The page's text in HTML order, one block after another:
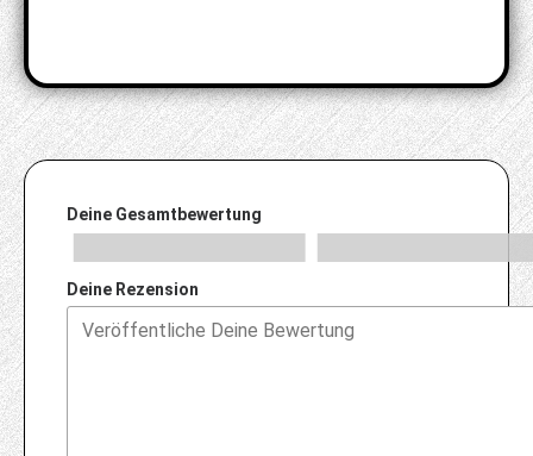
Deine Gesamtbewertung
Deine Rezension